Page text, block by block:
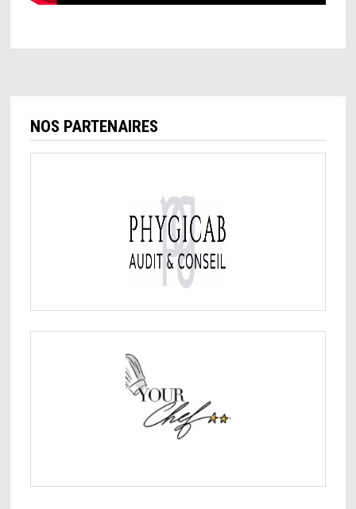
NOS PARTENAIRES